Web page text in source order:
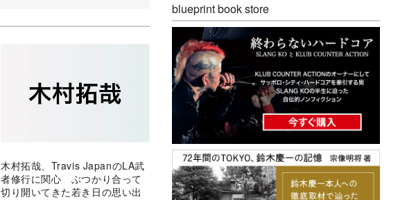
木村拓哉、Travis JapanのLA武
者修行に関心 ぶつかり合って
切り開いてきた若き日の思い出
blueprint book store